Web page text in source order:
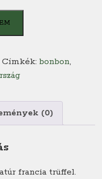
Címkék: bonbon,
(0)
francia trüffel.